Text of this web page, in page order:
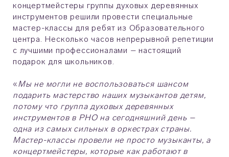
концертмейстеры группы духовых деревянных
инструментов решили провести специальные
мастер-классы для ребят из Образовательного
центра. Несколько часов непрерывной репетиции
с лучшими профессионалами – настоящий
подарок для школьников.
«Мы не могли не воспользоваться шансом
подарить мастерство наших музыкантов детям,
потому что группа духовых деревянных
инструментов в РНО на сегодняшний день –
одна из самых сильных в оркестрах страны.
Мастер-классы провели не просто музыканты, а
концертмейстеры, которые как работают в